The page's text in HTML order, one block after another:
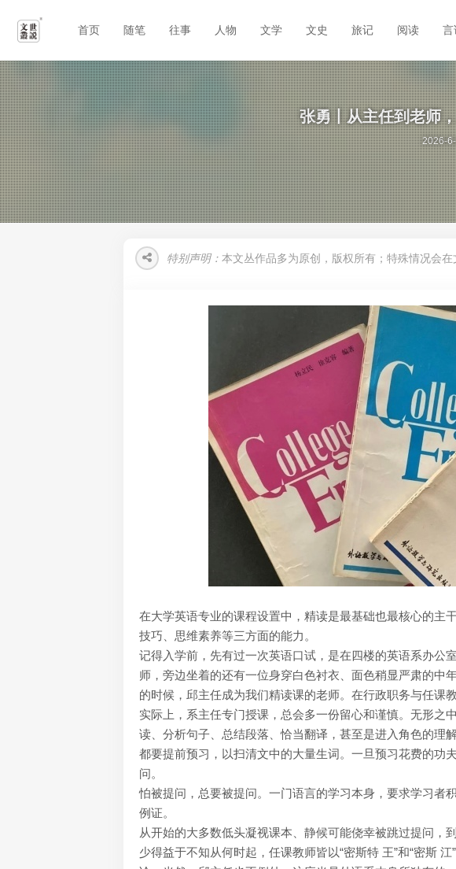
首页 随笔 往事 人物 文学 文史 旅记 阅读 言
张勇丨从主任到老师
2026-
特别声明： 本文丛作品多为原创，版权所有；特殊情况会在
在大学英语专业的课程设置中，精读是最基础也最核心的主
技巧、思维素养等三方面的能力。
记得入学前，先有过一次英语口试，是在四楼的英语系办公
师，旁边坐着的还有一位身穿白色衬衣、面色稍显严肃的中
的时候，邱主任成为我们精读课的老师。在行政职务与任课
实际上，系主任专门授课，总会多一份留心和谨慎。无形之
读、分析句子、总结段落、恰当翻译，甚至是进入角色的理
都要提前预习，以扫清文中的大量生词。一旦预习花费的功
问。
怕被提问，总要被提问。一门语言的学习本身，要求学习者
例证。
从开始的大多数低头凝视课本、静候可能侥幸被跳过提问，
少得益于不知从何时起，任课教师皆以“密斯特 王”和“密斯